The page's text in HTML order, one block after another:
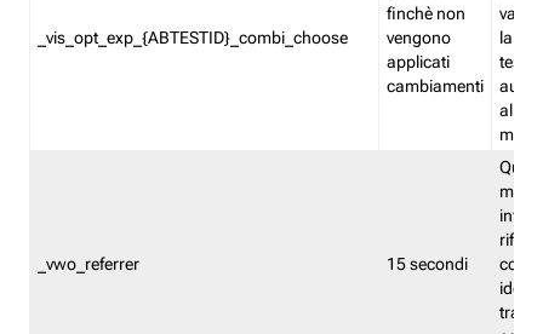
_vis_opt_exp_{ABTESTID}_combi_choose
finchè non
vengono
applicati
cambiamenti
la
test.
_vwo_referrer 15 secondi